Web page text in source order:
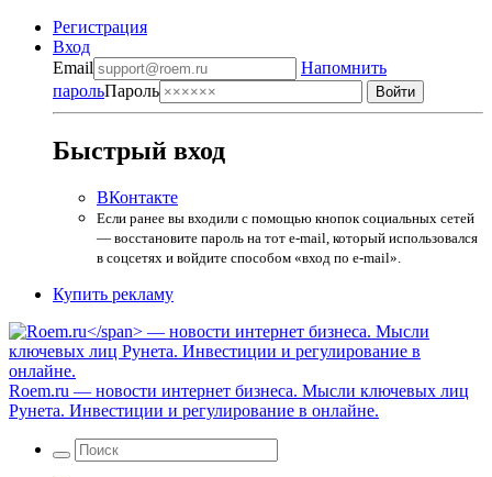
Регистрация
Вход
Email
Напомнить
парольПароль
Быстрый вход
ВКонтакте
Если ранее вы входили с помощью кнопок социальных сетей
— восстановите пароль на тот e-mail, который использовался
в соцсетях и войдите способом «вход по e-mail».
Купить рекламу
Roem.ru — новости интернет бизнеса. Мысли ключевых лиц
Рунета. Инвестиции и регулирование в онлайне.